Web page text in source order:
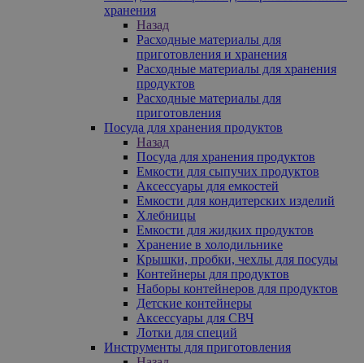
хранения
Назад
Расходные материалы для
приготовления и хранения
Расходные материалы для хранения
продуктов
Расходные материалы для
приготовления
Посуда для хранения продуктов
Назад
Посуда для хранения продуктов
Емкости для сыпучих продуктов
Аксессуары для емкостей
Емкости для кондитерских изделий
Хлебницы
Емкости для жидких продуктов
Хранение в холодильнике
Крышки, пробки, чехлы для посуды
Контейнеры для продуктов
Наборы контейнеров для продуктов
Детские контейнеры
Аксессуары для СВЧ
Лотки для специй
Инструменты для приготовления